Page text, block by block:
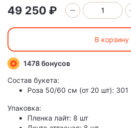
49 250 ₽
В корзину
1478 бонусов
Состав букета:
Роза 50/60 см (от 20 шт): 301
Упаковка:
Пленка лайт: 8 шт